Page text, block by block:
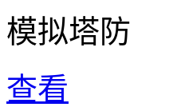
模拟塔防
查看